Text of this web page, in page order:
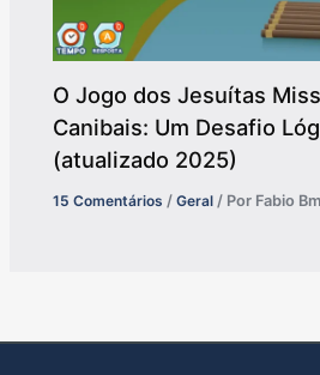
O Jogo dos Jesuítas
Canibais: Um Desafio
(atualizado 2025)
15 Comentários /Geral / Por Fabio